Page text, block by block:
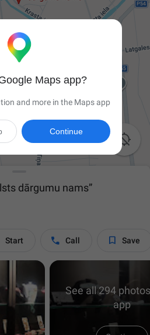

dārgumu nams”
Start  Call  Save
See all 294
app
Maps app?
and more in the Maps app
Continue